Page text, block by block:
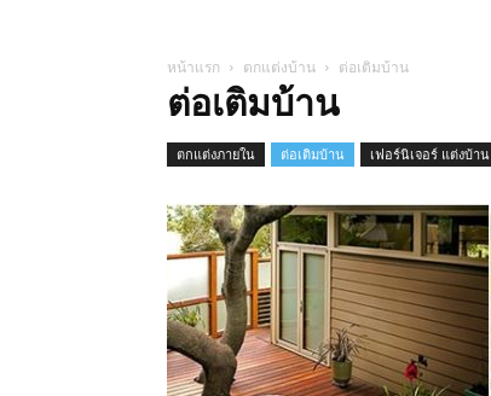
หน้าแรก ตกแต่งบ้าน ต่อเติมบ้าน
ต่อเติมบ้าน
ตกแต่งภายใน ต่อเติมบ้าน เฟอร์นิเจอร์ แต่งบ้าน